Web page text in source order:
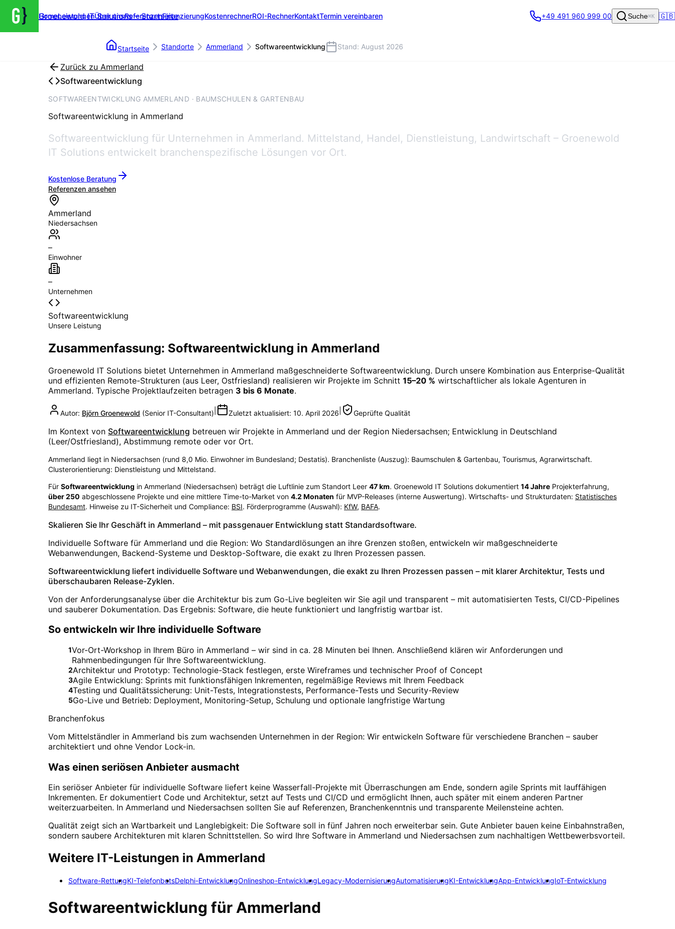
Groenewold IT Solutions – Startseite
HomeLeistungenÜber unsReferenzenFinanzierungKostenrechnerROI-RechnerKontaktTermin vereinbaren
Startseite Standorte Ammerland Softwareentwicklung Stand: August 2026
+49 491 960 999 00 Suche⌘K 🇬🇧
Zurück zu Ammerland
Softwareentwicklung
SOFTWAREENTWICKLUNG AMMERLAND · BAUMSCHULEN & GARTENBAU
Softwareentwicklung in Ammerland
Softwareentwicklung für Unternehmen in Ammerland. Mittelstand, Handel, Dienstleistung, Landwirtschaft – Groenewold
IT Solutions entwickelt branchenspezifische Lösungen vor Ort.
Kostenlose Beratung
Referenzen ansehen
Ammerland
Niedersachsen
–
Einwohner
–
Unternehmen
Softwareentwicklung
Unsere Leistung
Zusammenfassung: Softwareentwicklung in Ammerland
Groenewold IT Solutions bietet Unternehmen in Ammerland maßgeschneiderte Softwareentwicklung. Durch unsere Kombination aus Enterprise-Qualität
und effizienten Remote-Strukturen (aus Leer, Ostfriesland) realisieren wir Projekte im Schnitt 15–20 % wirtschaftlicher als lokale Agenturen in
Ammerland. Typische Projektlaufzeiten betragen 3 bis 6 Monate.
Autor: Björn Groenewold (Senior IT-Consultant) Zuletzt aktualisiert: 10. April 2026 Geprüfte Qualität
Im Kontext von Softwareentwicklung betreuen wir Projekte in Ammerland und der Region Niedersachsen; Entwicklung in Deutschland
(Leer/Ostfriesland), Abstimmung remote oder vor Ort.
Ammerland liegt in Niedersachsen (rund 8,0 Mio. Einwohner im Bundesland; Destatis). Branchenliste (Auszug): Baumschulen & Gartenbau, Tourismus, Agrarwirtschaft.
Clusterorientierung: Dienstleistung und Mittelstand.
Für Softwareentwicklung in Ammerland (Niedersachsen) beträgt die Luftlinie zum Standort Leer 47km. Groenewold IT Solutions dokumentiert 14Jahre Projekterfahrung,
über250 abgeschlossene Projekte und eine mittlere Time-to-Market von 4.2 Monaten für MVP-Releases (interne Auswertung). Wirtschafts- und Strukturdaten: Statistisches
Bundesamt. Hinweise zu IT-Sicherheit und Compliance: BSI. Förderprogramme (Auswahl): KfW, BAFA.
Skalieren Sie Ihr Geschäft in Ammerland – mit passgenauer Entwicklung statt Standardsoftware.
Individuelle Software für Ammerland und die Region: Wo Standardlösungen an ihre Grenzen stoßen, entwickeln wir maßgeschneiderte
Webanwendungen, Backend-Systeme und Desktop-Software, die exakt zu Ihren Prozessen passen.
Softwareentwicklung liefert individuelle Software und Webanwendungen, die exakt zu Ihren Prozessen passen – mit klarer Architektur, Tests und
überschaubaren Release-Zyklen.
Von der Anforderungsanalyse über die Architektur bis zum Go-Live begleiten wir Sie agil und transparent – mit automatisierten Tests, CI/CD-Pipelines
und sauberer Dokumentation. Das Ergebnis: Software, die heute funktioniert und langfristig wartbar ist.
So entwickeln wir Ihre individuelle Software
1Vor-Ort-Workshop in Ihrem Büro in Ammerland – wir sind in ca. 28 Minuten bei Ihnen. Anschließend klären wir Anforderungen und
Rahmenbedingungen für Ihre Softwareentwicklung.
2Architektur und Prototyp: Technologie-Stack festlegen, erste Wireframes und technischer Proof of Concept
3Agile Entwicklung: Sprints mit funktionsfähigen Inkrementen, regelmäßige Reviews mit Ihrem Feedback
4Testing und Qualitätssicherung: Unit-Tests, Integrationstests, Performance-Tests und Security-Review
5Go-Live und Betrieb: Deployment, Monitoring-Setup, Schulung und optionale langfristige Wartung
Branchenfokus
Vom Mittelständler in Ammerland bis zum wachsenden Unternehmen in der Region: Wir entwickeln Software für verschiedene Branchen – sauber
architektiert und ohne Vendor Lock-in.
Was einen seriösen Anbieter ausmacht
Ein seriöser Anbieter für individuelle Software liefert keine Wasserfall-Projekte mit Überraschungen am Ende, sondern agile Sprints mit lauffähigen
Inkrementen. Er dokumentiert Code und Architektur, setzt auf Tests und CI/CD und ermöglicht Ihnen, auch später mit einem anderen Partner
weiterzuarbeiten. In Ammerland und Niedersachsen sollten Sie auf Referenzen, Branchenkenntnis und transparente Meilensteine achten.
Qualität zeigt sich an Wartbarkeit und Langlebigkeit: Die Software soll in fünf Jahren noch erweiterbar sein. Gute Anbieter bauen keine Einbahnstraßen,
sondern saubere Architekturen mit klaren Schnittstellen. So wird Ihre Software in Ammerland und Niedersachsen zum nachhaltigen Wettbewerbsvorteil.
Weitere IT-Leistungen in Ammerland
Software-RettungKI-TelefonbotsDelphi-EntwicklungOnlineshop-EntwicklungLegacy-ModernisierungAutomatisierungKI-EntwicklungApp-EntwicklungIoT-Entwicklung
Softwareentwicklung für Ammerland